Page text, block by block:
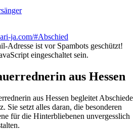
ja.com/#Abschied
Adresse ist vor Spambots geschützt!
eingeschaltet sein.
aus Hessen
aus Hessen begleitet Abschiede
Sie setzt alles daran, die besonderen
für die Hinterbliebenen unvergesslich